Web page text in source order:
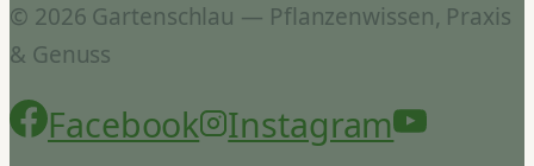
© 2026 Gartenschlau — Pflanzenwissen, Praxis
& Genuss
Facebook
Instagram